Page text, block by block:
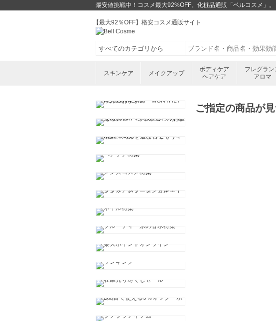
最安値挑戦中！コスメ最大92%OFF。化粧品通販「ベルコスメ」。
【最大92％OFF】格安コスメ通販サイト
スキンケア メイクアップ
ボディケア
ヘアケア
フレグラン
アロマ
ご指定の商品が